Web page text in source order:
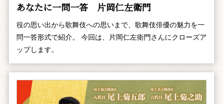
あなたに一問一答 片岡仁左衛門
役の思い出から歌舞伎への思いまで、歌舞伎俳優の魅力を一
問一答形式で紹介。 今回は、片岡仁左衛門さんにクローズア
ップします。